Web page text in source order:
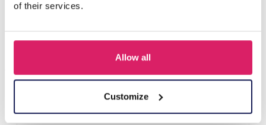
of their services.
Allow all
Customize